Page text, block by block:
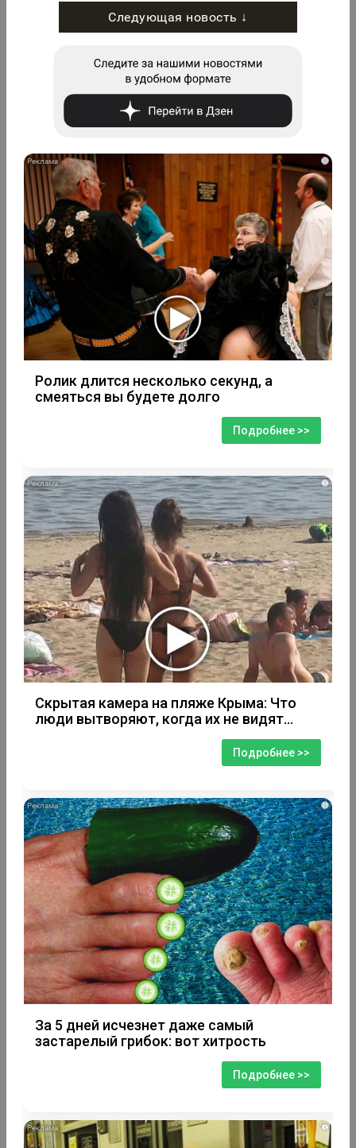
Следующая новость ↓
i
Ролик длится несколько секунд, а
смеяться вы будете долго
Подробнее >>
i
Скрытая камера на пляже Крыма: Что
люди вытворяют, когда их не видят...
Подробнее >>
i
За 5 дней исчезнет даже самый
застарелый грибок: вот хитрость
Подробнее >>
i